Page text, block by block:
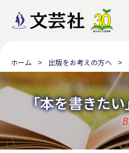
ホーム 出版をお考えの方へ
「本を書きた